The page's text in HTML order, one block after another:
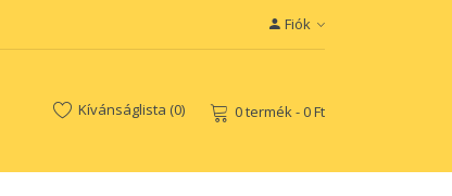
Fiók
Kívánságlista (0) 0 termék - 0 Ft